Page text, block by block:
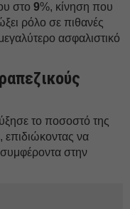
στο 9%, κίνηση που
ρόλο σε πιθανές
ασφαλιστικό
το ποσοστό της
επιδιώκοντας να
συμφέροντα στην